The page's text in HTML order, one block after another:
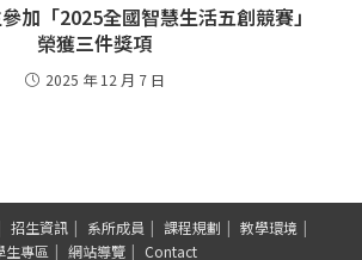
加「2025全國智慧生活五創競賽」
榮獲三件獎項
2025 年 12 月 7 日
招生資訊 系所成員 課程規劃
教學環境
生專區
網站導覽 Contact